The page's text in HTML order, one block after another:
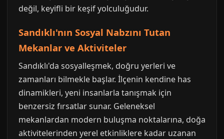
değil, keyifli bir keşif yolculuğudur.
Sandıklı'nın Sosyal Nabzını Tutan
Mekanlar ve Aktiviteler
Sandıklı'da sosyalleşmek, doğru yerleri ve
zamanları bilmekle başlar. İlçenin kendine has
dinamikleri, yeni insanlarla tanışmak için
benzersiz fırsatlar sunar. Geleneksel
mekanlardan modern buluşma noktalarına, doğa
aktivitelerinden yerel etkinliklere kadar uzanan